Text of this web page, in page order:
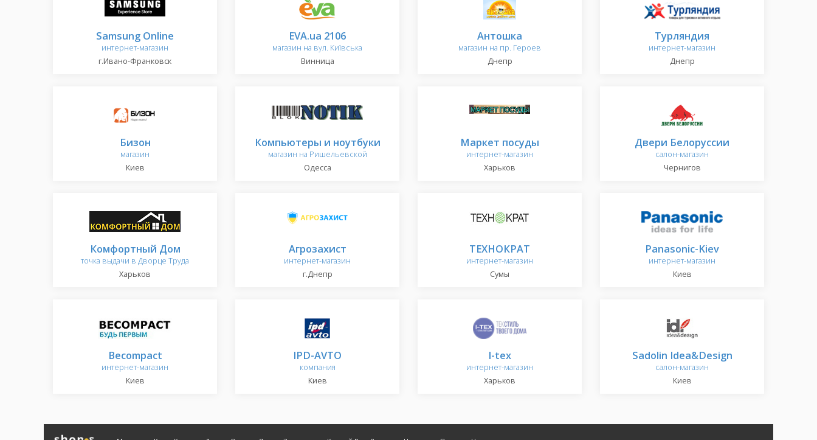
Samsung Online
интернет-магазин
г.Ивано-Франковск
EVA.ua 2106
магазин на вул. Київська
Винница
Антошка
магазин на пр. Героев
Днепр
Турляндия
интернет-магазин
Днепр
Бизон
магазин
Киев
Компьютеры и ноутбуки
магазин на Ришельевской
Одесса
Маркет посуды
интернет-магазин
Харьков
Двери Белоруссии
салон-магазин
Чернигов
Комфортный Дом
точка выдачи в Дворце Труда
Харьков
Агрозахист
интернет-магазин
г.Днепр
ТЕХНОКРАТ
интернет-магазин
Сумы
Panasonic-Kiev
интернет-магазин
Киев
Becompact
интернет-магазин
Киев
IPD-AVTO
компания
Киев
I-tex
интернет-магазин
Харьков
Sadolin Idea&Design
салон-магазин
Киев